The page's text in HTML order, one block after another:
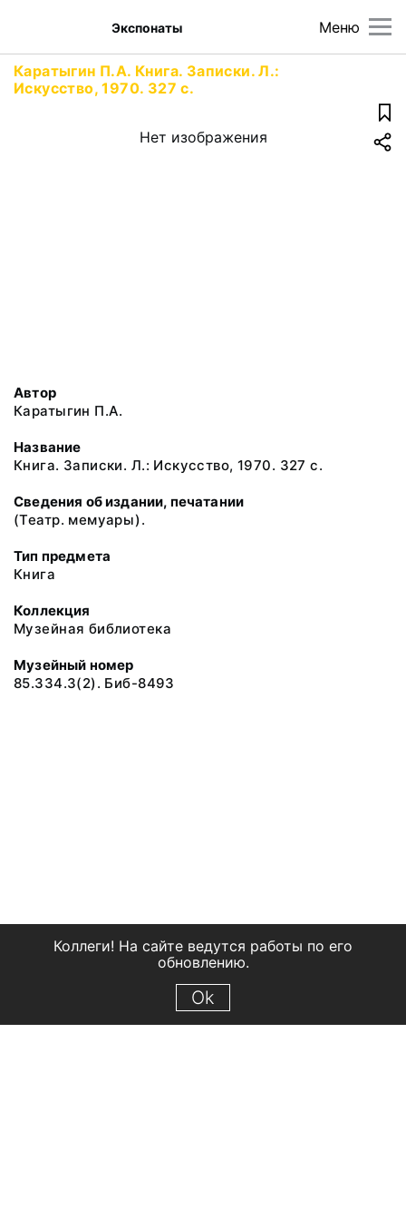
Меню
Экспонаты
Каратыгин П.А. Книга. Записки. Л.:
Искусство, 1970. 327 с.
Нет изображения
Автор
Каратыгин П.А.
Название
Книга. Записки. Л.: Искусство, 1970. 327 с.
Сведения об издании, печатании
(Театр. мемуары).
Тип предмета
Книга
Коллекция
Музейная библиотека
Музейный номер
85.334.3(2). Биб-8493
Коллеги! На сайте ведутся работы по его
обновлению.
Ok